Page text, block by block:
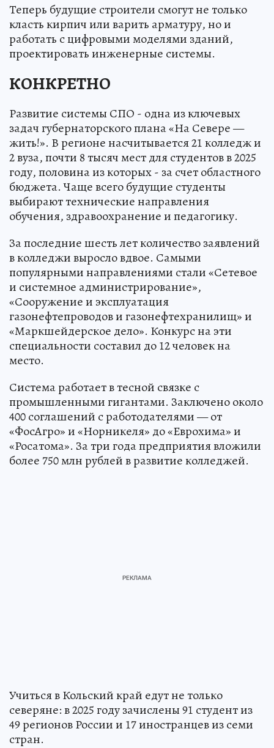
Теперь будущие строители смогут не только
класть кирпич или варить арматуру, но и
работать с цифровыми моделями зданий,
проектировать инженерные системы.
КОНКРЕТНО
Развитие системы СПО - одна из ключевых
задач губернаторского плана «На Севере —
жить!». В регионе насчитывается 21 колледж и
2 вуза, почти 8 тысяч мест для студентов в 2025
году, половина из которых - за счет областного
бюджета. Чаще всего будущие студенты
выбирают технические направления
обучения, здравоохранение и педагогику.
За последние шесть лет количество заявлений
в колледжи выросло вдвое. Самыми
популярными направлениями стали «Сетевое
и системное администрирование»,
«Сооружение и эксплуатация
газонефтепроводов и газонефтехранилищ» и
«Маркшейдерское дело». Конкурс на эти
специальности составил до 12 человек на
место.
Система работает в тесной связке с
промышленными гигантами. Заключено около
400 соглашений с работодателями — от
«ФосАгро» и «Норникеля» до «Еврохима» и
«Росатома». За три года предприятия вложили
более 750 млн рублей в развитие колледжей.
Учиться в Кольский край едут не только
северяне: в 2025 году зачислены 91 студент из
49 регионов России и 17 иностранцев из семи
стран.